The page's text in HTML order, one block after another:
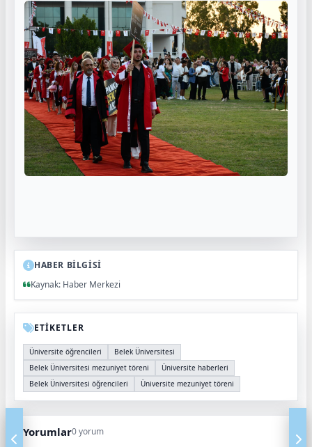
HABER BİLGİSİ
Kaynak: Haber Merkezi
ETİKETLER
Üniversite öğrencileri
Belek Üniversitesi
Belek Üniversitesi mezuniyet töreni
Üniversite haberleri
Belek Üniversitesi öğrencileri
Üniversite mezuniyet töreni
Yorumlar0 yorum